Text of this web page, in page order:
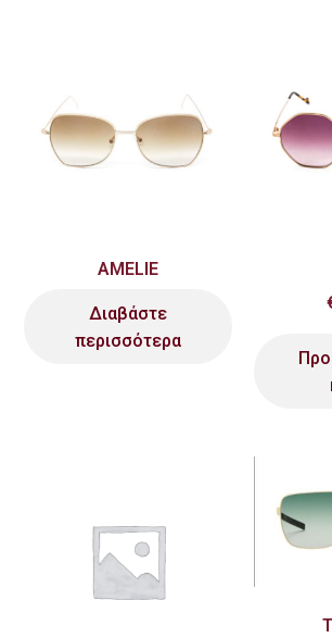
AMELIE
Διαβάστε
περισσότερα